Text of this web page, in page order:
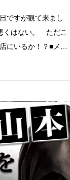
ラ横須賀店様
ラ横須賀店様
ですが観て来まし
はない。 ただこ
にいるか！？■メリ